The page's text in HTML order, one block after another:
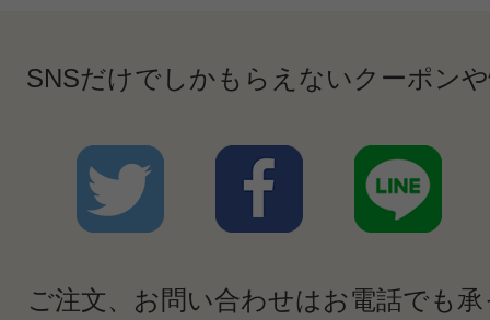
SNSだけでしかもらえないクーポン
ご注文、お問い合わせはお電話でも